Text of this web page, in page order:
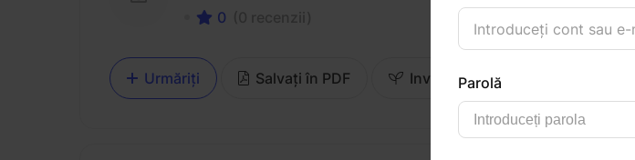
0
Urmăriți Salvați în PDF Invitați Parolă